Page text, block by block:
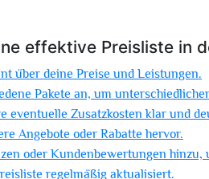
effektive Preisliste in
über deine Preise und Leistungen.
Pakete an, um
eventuelle Zusatzkosten klar und
Angebote oder Rabatte hervor.
oder Kundenbewertungen hinzu,
regelmäßig aktualisiert.